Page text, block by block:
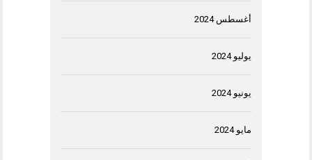
أغسطس 2024
يوليو 2024
يونيو 2024
مايو 2024